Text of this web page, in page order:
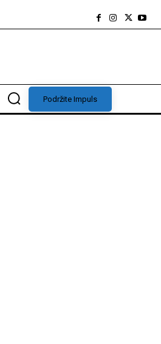
Podržite Impuls